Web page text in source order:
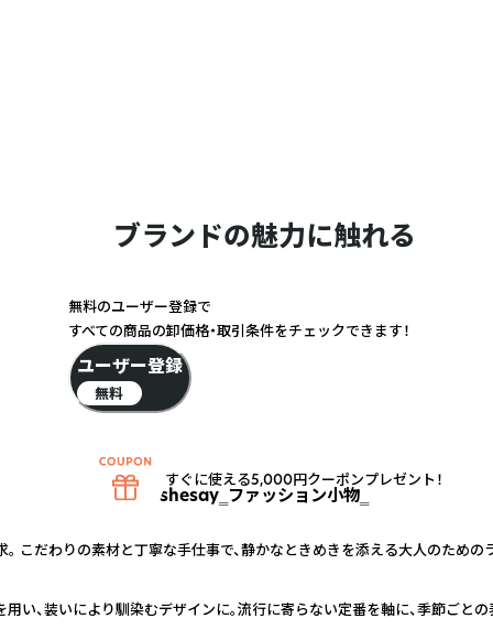
ブランドの魅力に触れる
shesay‗ファッション小物‗
こだわりの素材と丁寧な手仕事で、静かなときめきを添える大人のための
い、装いにより馴染むデザインに。流行に寄らない定番を軸に、季節ごとの
無料のユーザー登録で
すべての商品の卸価格・取引条件をチェックできます！
ユーザー登録
無料
すぐに使える5,000円クーポンプレゼント！